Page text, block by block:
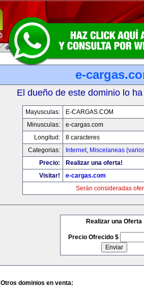
e-
El dueño de este dominio lo
Mayusculas:
E-CARGAS.COM
Minusculas:
e-cargas.com
Longitud:
8 caracteres
Categorias:
Internet, Miscelaneas
Precio:
Realizar una oferta!
Visitar!
e-cargas.com
Serán consideradas
Realizar una Oferta
Precio Ofrecido $
Otros dominios en venta: